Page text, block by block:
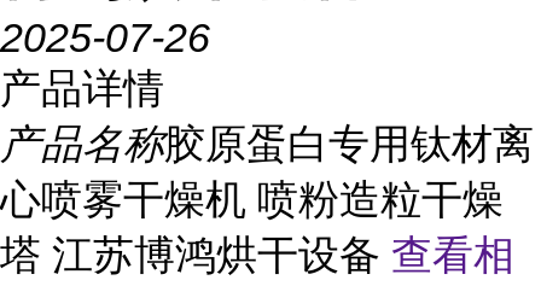
2025-07-26
产品详情
产品名称胶原蛋白专用钛材离
心喷雾干燥机 喷粉造粒干燥
塔 江苏博鸿烘干设备 查看相